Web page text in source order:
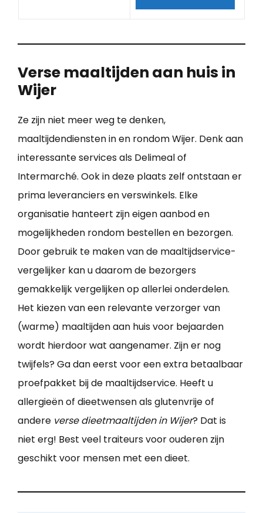
Verse maaltijden aan huis in
Wijer
Ze zijn niet meer weg te denken,
maaltijdendiensten in en rondom Wijer. Denk aan
interessante services als Delimeal of
Intermarché. Ook in deze plaats zelf ontstaan er
prima leveranciers en verswinkels. Elke
organisatie hanteert zijn eigen aanbod en
mogelijkheden rondom bestellen en bezorgen.
Door gebruik te maken van de maaltijdservice-
vergelijker kan u daarom de bezorgers
gemakkelijk vergelijken op allerlei onderdelen.
Het kiezen van een relevante verzorger van
(warme) maaltijden aan huis voor bejaarden
wordt hierdoor wat aangenamer. Zijn er nog
twijfels? Ga dan eerst voor een extra betaalbaar
proefpakket bij de maaltijdservice. Heeft u
allergieën of dieetwensen als glutenvrije of
andere verse dieetmaaltijden in Wijer? Dat is
niet erg! Best veel traiteurs voor ouderen zijn
geschikt voor mensen met een dieet.